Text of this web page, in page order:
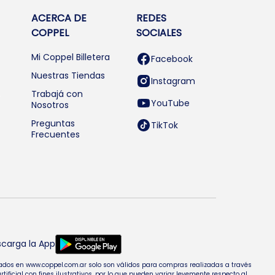
ACERCA DE
COPPEL
Mi Coppel Billetera
Nuestras Tiendas
Trabajá con
Nosotros
Preguntas
Frecuentes
REDES
SOCIALES
Facebook
Instagram
YouTube
TikTok
la App
en www.coppel.com.ar solo son válidos para compras realizadas a través